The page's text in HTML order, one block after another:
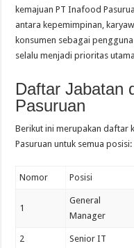
kemajuan PT Inafood
antara kepemimpinan,
konsumen sebagai
selalu menjadi prioritas
Daftar Jabatan
Pasuruan
Berikut ini merupakan daftar
Pasuruan untuk semua posisi:
Nomor Posisi
1
General
Manager
2 Senior IT